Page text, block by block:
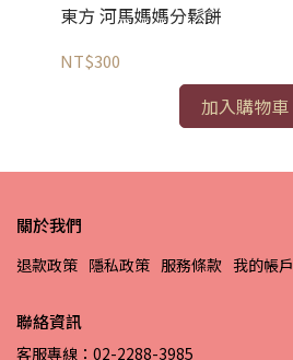
東方 河馬媽媽分鬆餅
NT$300
加入購物車
關於我們
退款政策 隱私政策 服務條款 我的帳戶
聯絡資訊
客服專線：02-2288-3985